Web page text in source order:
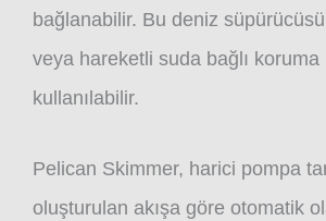
bağlanabilir. Bu deniz
veya hareketli suda bağlı
kullanılabilir.
Pelican Skimmer, harici pompa
oluşturulan akışa göre otomatik